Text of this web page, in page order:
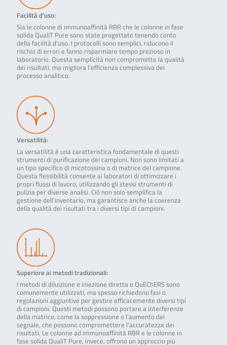
Facilità d’uso:
Sia le colonne di immunoaffinità RBR che le colonne in fase
solida QualiT Pure sono state progettate tenendo conto
della facilità d’uso. I protocolli sono semplici, riducono il
rischio di errori e fanno risparmiare tempo prezioso in
laboratorio. Questa semplicità non compromette la qualità
dei risultati, ma migliora l’efficienza complessiva del
processo analitico.
Versatilità:
La versatilità è una caratteristica fondamentale di questi
strumenti di purificazione dei campioni. Non sono limitati a
un tipo specifico di micotossina o di matrice del campione.
Questa flessibilità consente ai laboratori di ottimizzare i
propri flussi di lavoro, utilizzando gli stessi strumenti di
pulizia per diverse analisi. Ciò non solo semplifica la
gestione dell’inventario, ma garantisce anche la coerenza
della qualità dei risultati tra i diversi tipi di campioni.
Superiore ai metodi tradizionali:
I metodi di diluizione e iniezione diretta e QuEChERS sono
comunemente utilizzati, ma spesso richiedono fasi o
regolazioni aggiuntive per gestire efficacemente diversi tipi
di campioni. Questi metodi possono portare a interferenze
della matrice, come la soppressione o l’aumento del
segnale, che possono compromettere l’accuratezza dei
risultati. Le colonne ad immunoaffinità RBR e le colonne in
fase solida QualiT Pure, invece, offrono un approccio più